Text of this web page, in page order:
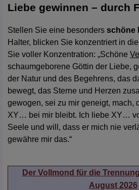
Liebe gewinnen – durch
Stellen Sie eine besonders schöne
Halter, blicken Sie konzentriert in die
Sie voller Konzentration: „Schöne
schaumgeborene Göttin der Liebe,
der Natur und des Begehrens, das
bewegt, das Sterne und Herzen
gewogen, sei zu mir geneigt, mach,
XY… bei mir bleibt. Ich liebe XY…
Seele und will, dass er mich nie
gewähre mir das.“
Der Vollmond für die
August 2026